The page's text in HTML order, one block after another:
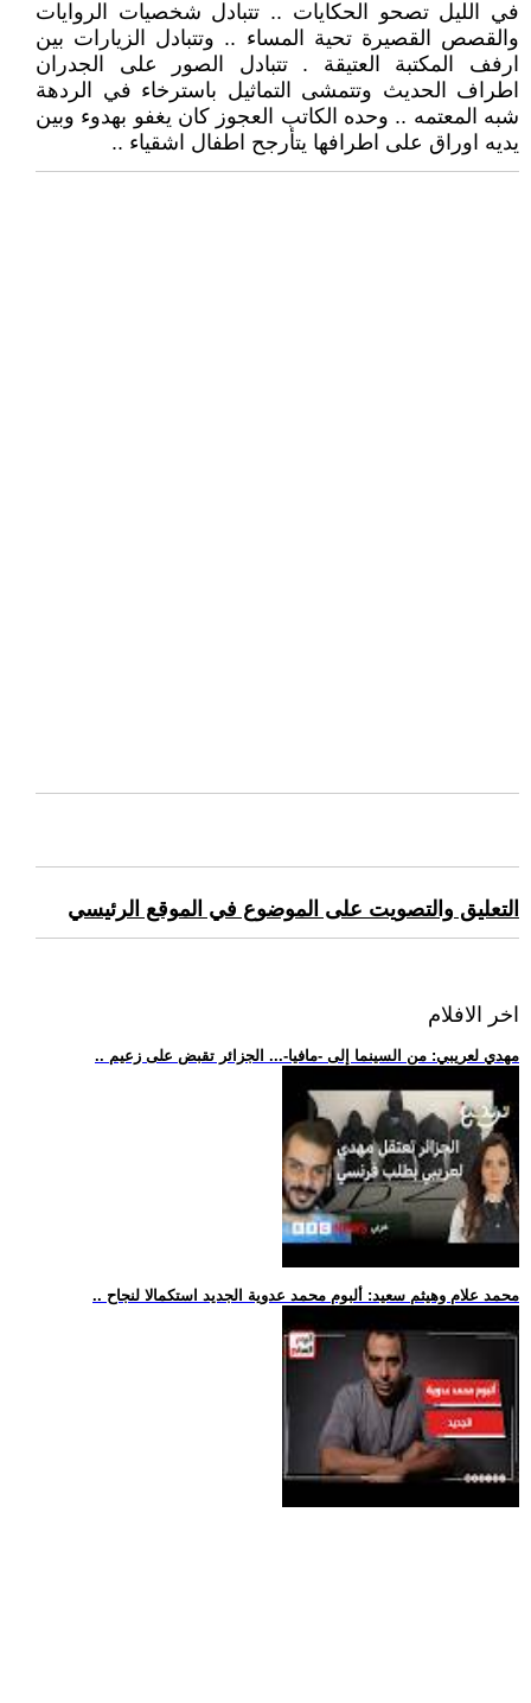
في الليل تصحو الحكايات .. تتبادل شخصيات الروايات
والقصص القصيرة تحية المساء .. وتتبادل الزيارات بين
ارفف المكتبة العتيقة . تتبادل الصور على الجدران
اطراف الحديث وتتمشى التماثيل باسترخاء في الردهة
شبه المعتمه .. وحده الكاتب العجوز كان يغفو بهدوء وبين
يديه اوراق على اطرافها يتأرجح اطفال اشقياء ..
التعليق والتصويت على الموضوع في الموقع الرئيسي
اخر الافلام
.. مهدي لعريبي: من السينما إلى -مافيا-... الجزائر تقبض على زعيم
.. محمد علام وهيثم سعيد: ألبوم محمد عدوية الجديد استكمالا لنجاح